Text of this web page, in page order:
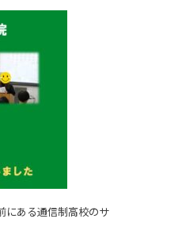
にある通信制高校のサ